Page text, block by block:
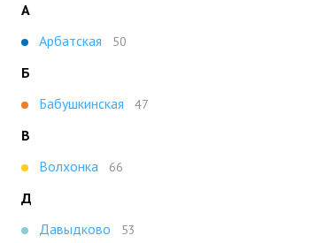
А
Арбатская
50
Б
Бабушкинская
47
В
Волхонка
66
Д
Давыдково
53